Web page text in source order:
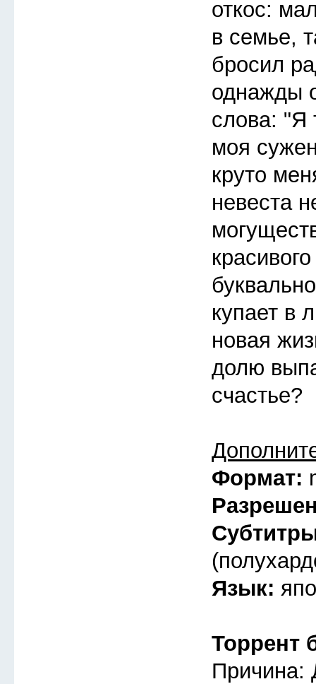
откос:
в семье,
бросил
однажды
слова: "Я
моя
круто
невеста
купает в
новая
долю
счастье?
Формат:
Язык:
Торрент
Причина: